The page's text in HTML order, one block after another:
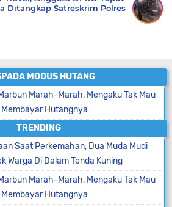
Ditangkap Satreskrim Polres
MODUS HUTANG
Marah-Marah, Mengaku Tak Mau
Membayar Hutangnya
TRENDING
Saat Perkemahan, Dua Muda Mudi
Warga Di Dalam Tenda Kuning
Marah-Marah, Mengaku Tak Mau
Membayar Hutangnya